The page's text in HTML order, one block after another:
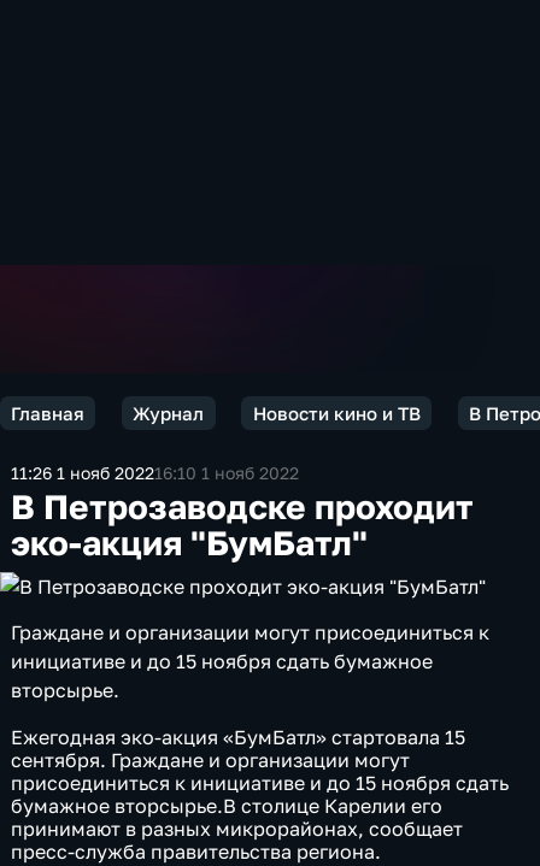
Главная Журнал Новости кино и ТВ В
11:26 1 нояб 202216:10 1 нояб 2022
В Петрозаводске проходит
эко-акция "БумБатл"
Граждане и организации могут присоединиться к
инициативе и до 15 ноября сдать бумажное
вторсырье.
Ежегодная эко-акция «БумБатл» стартовала 15
сентября. Граждане и организации могут
присоединиться к инициативе и до 15 ноября сдать
бумажное вторсырье.В столице Карелии его
принимают в разных микрорайонах, сообщает
пресс-служба правительства региона.